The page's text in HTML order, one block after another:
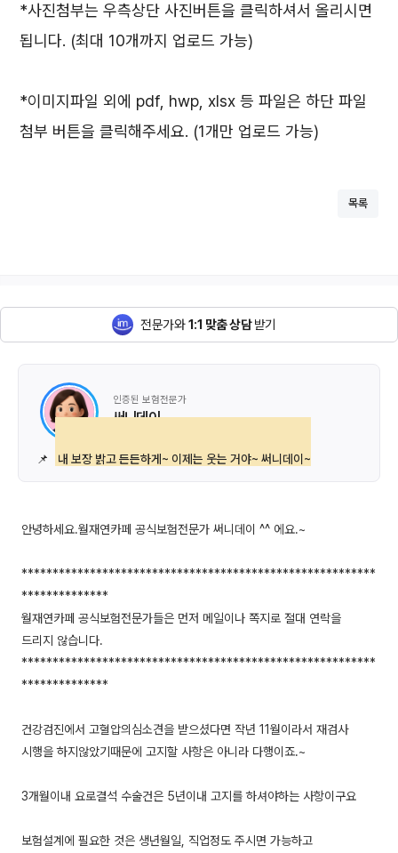
*사진첨부는 우측상단 사진버튼을 클릭하셔서 올리시면
됩니다. (최대 10개까지 업로드 가능)
*이미지파일 외에 pdf, hwp, xlsx 등 파일은 하단 파일
첨부 버튼을 클릭해주세요. (1개만 업로드 가능)
목록
전문가와1:1 맞춤 상담받기
인증된 보험전문가
써니데이
📌 내 보장 밝고 든든하게~ 이제는 웃는 거야~ 써니데이~
안녕하세요.월재연카페 공식보험전문가 써니데이 ^^ 에요.~
*********************************************************
**************
월재연카페 공식보험전문가들은 먼저 메일이나 쪽지로 절대 연락을
드리지 않습니다.
*********************************************************
**************
건강검진에서 고혈압의심소견을 받으셨다면 작년 11월이라서 재검사
시행을 하지않았기때문에 고지할 사항은 아니라 다행이죠.~
3개월이내 요로결석 수술건은 5년이내 고지를 하셔야하는 사항이구요
보험설계에 필요한 것은 생년월일, 직업정도 주시면 가능하고